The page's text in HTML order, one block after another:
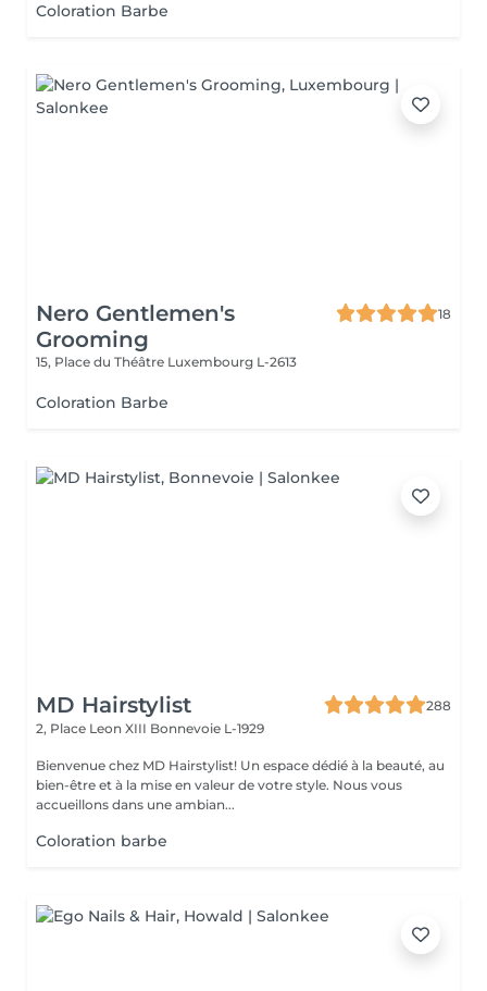
Coloration Barbe
Nero Gentlemen's
Grooming
18
15, Place du Théâtre Luxembourg L-2613
Coloration Barbe
MD Hairstylist
288
2, Place Leon XIII Bonnevoie L-1929
Bienvenue chez MD Hairstylist! Un espace dédié à la beauté, au
bien-être et à la mise en valeur de votre style. Nous vous
accueillons dans une ambian...
Coloration barbe